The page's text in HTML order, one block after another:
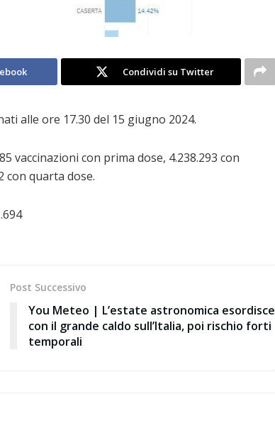
Condividi su Twitter
alle ore 17.30 del 15 giugno 2024.
vaccinazioni con prima dose, 4.238.293 con
con quarta dose.
Post Successivo
You Meteo | L’estate astronomica esordisce
con il grande caldo sull’Italia, poi rischio forti
temporali